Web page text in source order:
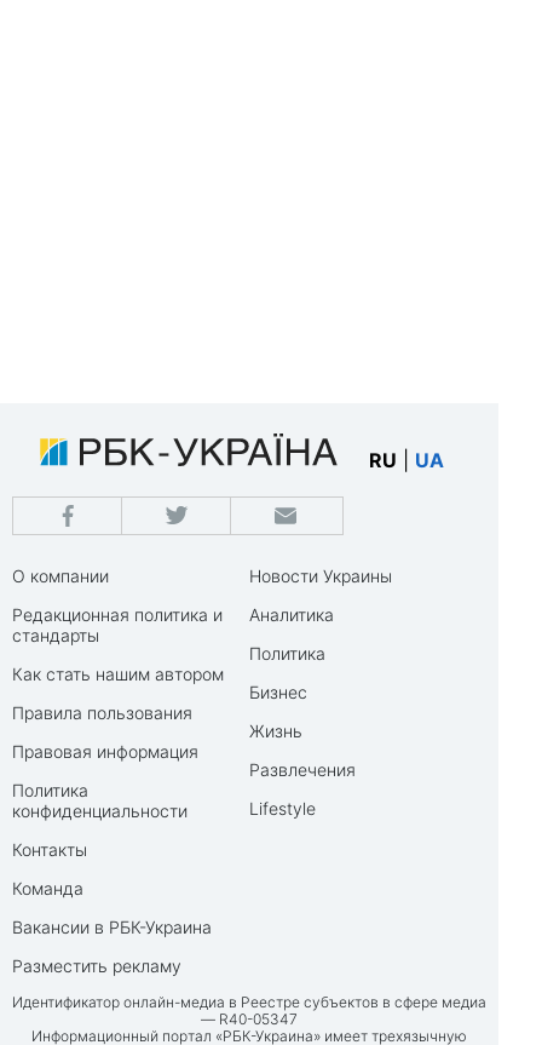
RU UA
О компании
Редакционная политика и
стандарты
Как стать нашим автором
Правила пользования
Правовая информация
Политика
конфиденциальности
Контакты
Команда
Вакансии в РБК-Украина
Разместить рекламу
Новости Украины
Аналитика
Политика
Бизнес
Жизнь
Развлечения
Lifestyle
Идентификатор онлайн-медиа в Реестре субъектов в сфере медиа
— R40-05347
Информационный портал «РБК-Украина» имеет трехязычную